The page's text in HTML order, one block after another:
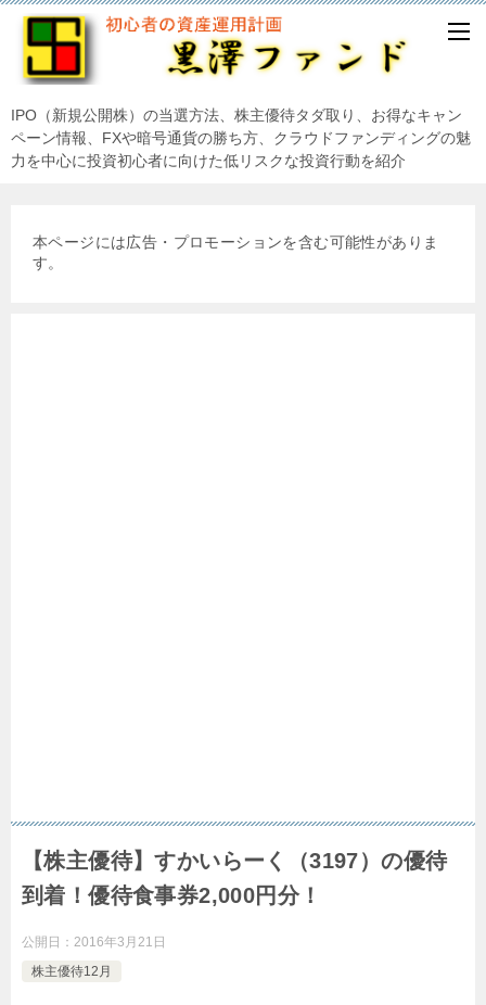
IPO（新規公開株）の当選方法、株主優待タダ取り、お得なキャン
ペーン情報、FXや暗号通貨の勝ち方、クラウドファンディングの魅
力を中心に投資初心者に向けた低リスクな投資行動を紹介
本ページには広告・プロモーションを含む可能性がありま
す。
【株主優待】すかいらーく（3197）の優待
到着！優待食事券2,000円分！
公開日： 2016年3月21日
株主優待12月